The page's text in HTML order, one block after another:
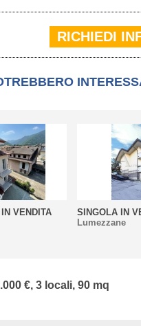
RICHIEDI
VENDITA
SINGOLA IN
Lumezzane
€, 3 locali, 90 mq